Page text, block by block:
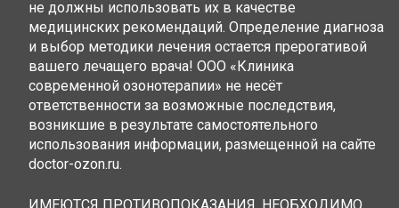
не должны использовать их в качестве
медицинских рекомендаций. Определение диагноза
и выбор методики лечения остается прерогативой
вашего лечащего врача! ООО «Клиника
современной озонотерапии» не несёт
ответственности за возможные последствия,
возникшие в результате самостоятельного
использования информации, размещенной на сайте
doctor-ozon.ru.